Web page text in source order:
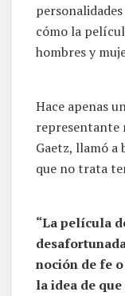
cómo la
hombres y
Hace apenas
representante
Gaetz, llamó
que no trata
“La película
noción de fe
la idea de